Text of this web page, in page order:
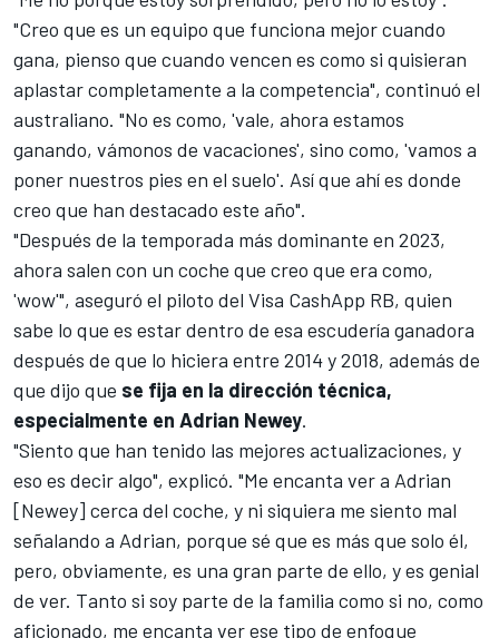
"Creo que es un equipo que funciona mejor cuando
gana, pienso que cuando vencen es como si quisieran
aplastar completamente a la competencia", continuó el
australiano. "No es como, 'vale, ahora estamos
ganando, vámonos de vacaciones', sino como, 'vamos a
poner nuestros pies en el suelo'. Así que ahí es donde
creo que han destacado este año".
"Después de la temporada más dominante en 2023,
ahora salen con un coche que creo que era como,
'wow'", aseguró el piloto del Visa CashApp RB, quien
sabe lo que es estar dentro de esa escudería ganadora
después de que lo hiciera entre 2014 y 2018, además de
que dijo que se fija en la dirección técnica,
especialmente en Adrian Newey.
"Siento que han tenido las mejores actualizaciones, y
eso es decir algo", explicó. "Me encanta ver a Adrian
[Newey] cerca del coche, y ni siquiera me siento mal
señalando a Adrian, porque sé que es más que solo él,
pero, obviamente, es una gran parte de ello, y es genial
de ver. Tanto si soy parte de la familia como si no, como
aficionado, me encanta ver ese tipo de enfoque